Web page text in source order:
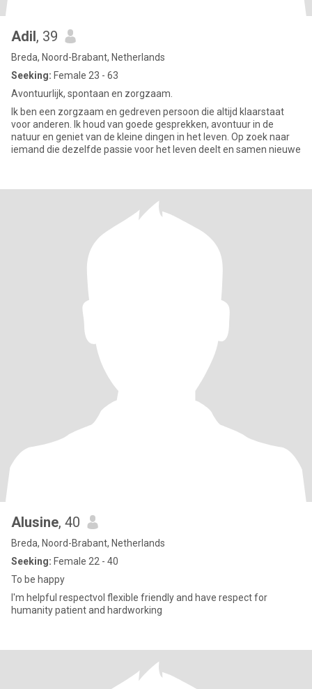
Adil, 39
Breda, Noord-Brabant, Netherlands
Seeking: Female 23 - 63
Avontuurlijk, spontaan en zorgzaam.
Ik ben een zorgzaam en gedreven persoon die altijd klaarstaat
voor anderen. Ik houd van goede gesprekken, avontuur in de
natuur en geniet van de kleine dingen in het leven. Op zoek naar
iemand die dezelfde passie voor het leven deelt en samen nieuwe
Alusine, 40
Breda, Noord-Brabant, Netherlands
Seeking: Female 22 - 40
To be happy
I'm helpful respectvol flexible friendly and have respect for
humanity patient and hardworking